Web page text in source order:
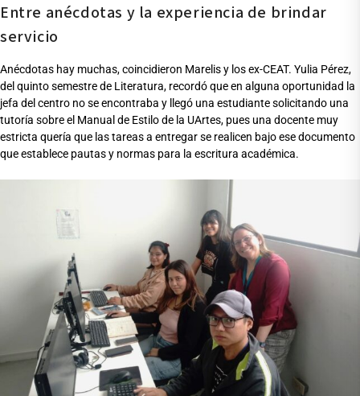
Entre anécdotas y la experiencia de brindar
servicio
Anécdotas hay muchas, coincidieron Marelis y los ex-CEAT. Yulia Pérez,
del quinto semestre de Literatura, recordó que en alguna oportunidad la
jefa del centro no se encontraba y llegó una estudiante solicitando una
tutoría sobre el Manual de Estilo de la UArtes, pues una docente muy
estricta quería que las tareas a entregar se realicen bajo ese documento
que establece pautas y normas para la escritura académica.